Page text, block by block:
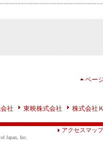
ペー
社 東映株式会社 株式会社
アクセスマップ
Japan, Inc.